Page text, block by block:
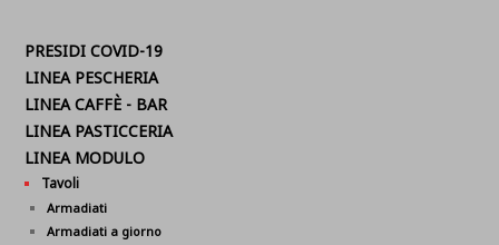
PRESIDI COVID-19
LINEA PESCHERIA
LINEA CAFFÈ - BAR
LINEA PASTICCERIA
LINEA MODULO
Tavoli
Armadiati
Armadiati a giorno